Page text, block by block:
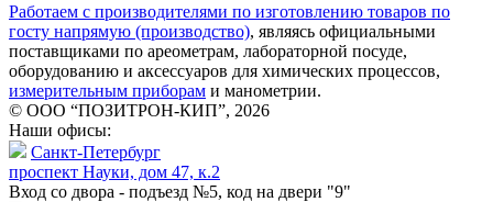
Работаем с производителями по изготовлению товаров по
госту напрямую (производство), являясь официальными
поставщиками по ареометрам, лабораторной посуде,
оборудованию и аксессуаров для химических процессов,
измерительным приборам и манометрии.
© ООО “ПОЗИТРОН-КИП”, 2026
Наши офисы:
Санкт-Петербург
проспект Науки, дом 47, к.2
Вход со двора - подъезд №5, код на двери "9"